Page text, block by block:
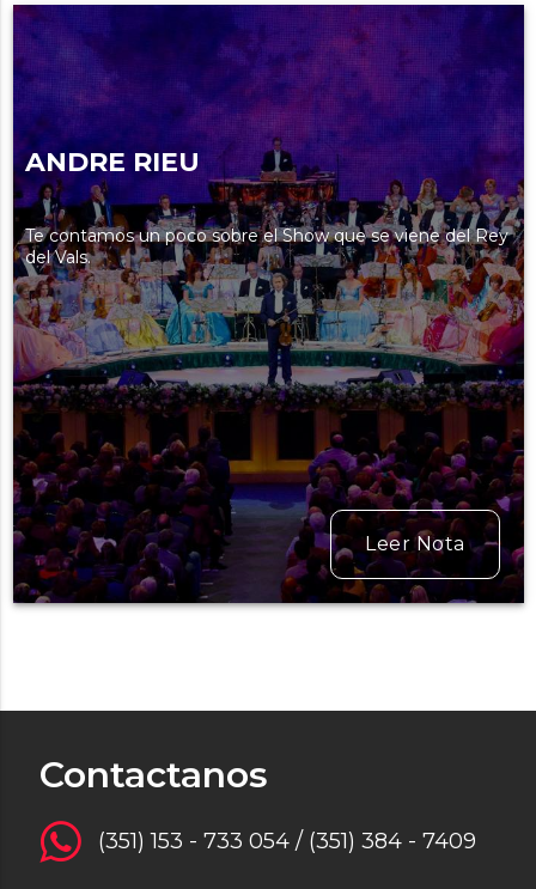
ANDRE RIEU
Te contamos un poco sobre el Show que se viene del Rey
del Vals.
Leer Nota
Contactanos
(351) 153 - 733 054 / (351) 384 - 7409